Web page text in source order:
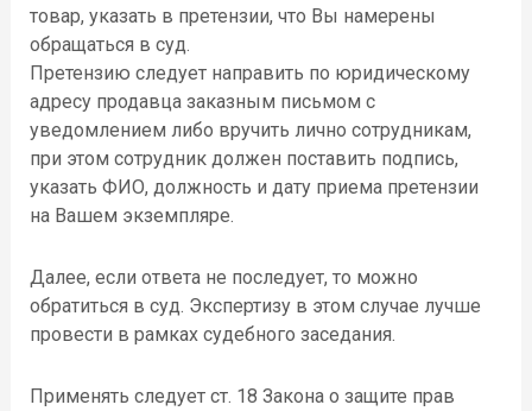
товар, указать в претензии, что Вы намерены
обращаться в суд.
Претензию следует направить по юридическому
адресу продавца заказным письмом с
уведомлением либо вручить лично сотрудникам,
при этом сотрудник должен поставить подпись,
указать ФИО, должность и дату приема претензии
на Вашем экземпляре.
Далее, если ответа не последует, то можно
обратиться в суд. Экспертизу в этом случае лучше
провести в рамках судебного заседания.
Применять следует ст. 18 Закона о защите прав